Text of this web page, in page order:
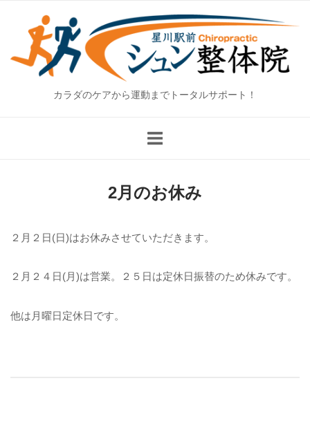
content
カラダのケアから運動までトータルサポート！
2月のお休み
２月２日(日)はお休みさせていただきます。
２月２４日(月)は営業。２５日は定休日振替のため休みです。
他は月曜日定休日です。